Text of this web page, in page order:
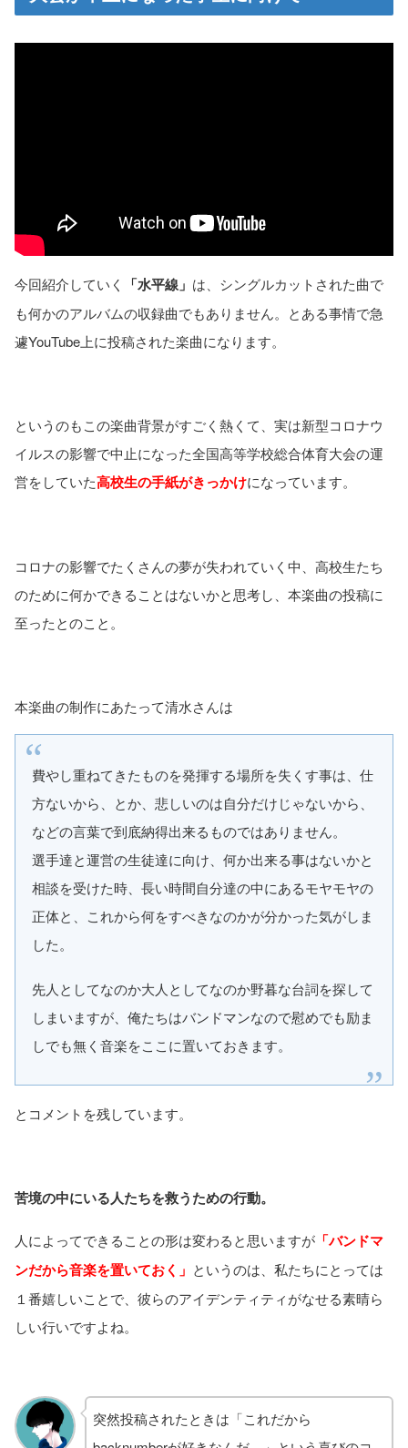
今回紹介していく 「水平線」 は、シングルカットされた曲で
も何かのアルバムの収録曲でもありません。とある事情で急
遽YouTube上に投稿された楽曲になります。
というのもこの楽曲背景がすごく熱くて、実は新型コロナウ
イルスの影響で中止になった全国高等学校総合体育大会の運
営をしていた高校生の手紙がきっかけになっています。
コロナの影響でたくさんの夢が失われていく中、高校生たち
のために何かできることはないかと思考し、本楽曲の投稿に
至ったとのこと。
本楽曲の制作にあたって清水さんは
費やし重ねてきたものを発揮する場所を失くす事は、仕
方ないから、とか、悲しいのは自分だけじゃないから、
などの言葉で到底納得出来るものではありません。
選手達と運営の生徒達に向け、何か出来る事はないかと
相談を受けた時、長い時間自分達の中にあるモヤモヤの
正体と、これから何をすべきなのかが分かった気がしま
した。
先人としてなのか大人としてなのか野暮な台詞を探して
しまいますが、俺たちはバンドマンなので慰めでも励ま
しでも無く音楽をここに置いておきます。
とコメントを残しています。
苦境の中にいる人たちを救うための行動。
人によってできることの形は変わると思いますが 「バンドマ
ンだから音楽を置いておく」 というのは、私たちにとっては
１番嬉しいことで、彼らのアイデンティティがなせる素晴ら
しい行いですよね。
突然投稿されたときは「これだから